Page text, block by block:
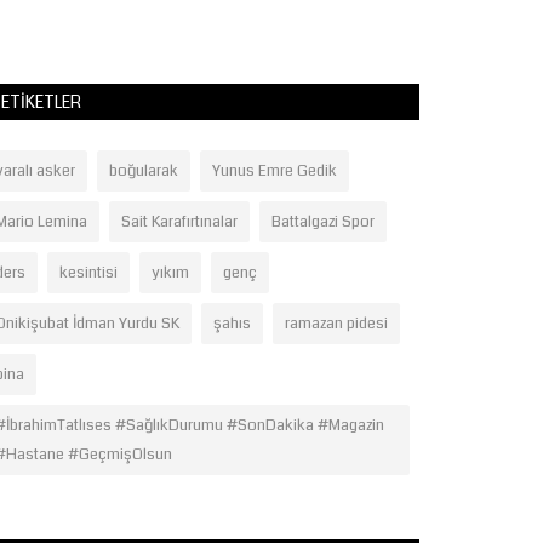
ETIKETLER
asker boğularak Yunus Emre Gedik
Lemina Sait Karafırtınalar Battalgazi Spor
kesintisi yıkım genç
İdman Yurdu SK şahıs ramazan pidesi
#SağlıkDurumu #SonDakika #Magazin
#GeçmişOlsun